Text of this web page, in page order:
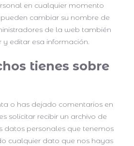
en cualquier momento
cambiar su nombre de
de la web también
y editar esa información.
tienes sobre
o has dejado comentarios en
solicitar recibir un archivo de
datos personales que tenemos
cualquier dato que nos hayas